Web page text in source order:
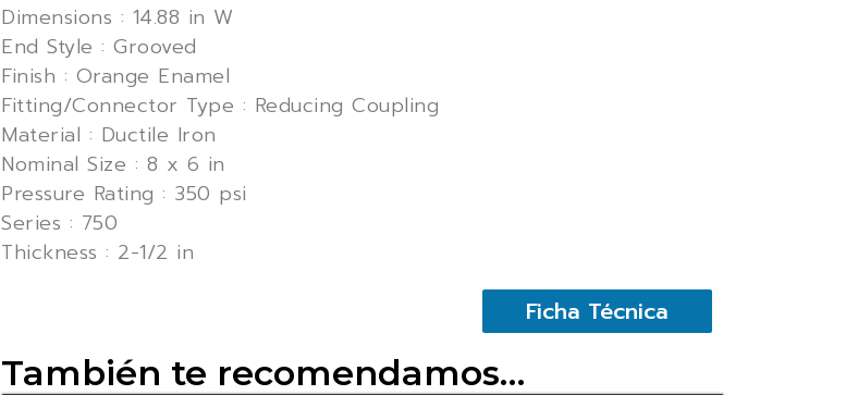
Dimensions : 14.88 in W
End Style : Grooved
Finish : Orange Enamel
Fitting/Connector Type : Reducing Coupling
Material : Ductile Iron
Nominal Size : 8 x 6 in
Pressure Rating : 350 psi
Series : 750
Thickness : 2-1/2 in
Ficha Técnica
También te recomendamos…